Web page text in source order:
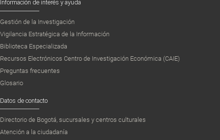
Información de interés y ayuda
Gestión de la Investigación
Vigilancia Estratégica de la Información
Biblioteca Especializada
Recursos Electrónicos Centro de Investigación Económica (CAIE)
Preguntas frecuentes
Glosario
Datos de contacto
Directorio de Bogotá, sucursales y centros culturales
Atención a la ciudadanía